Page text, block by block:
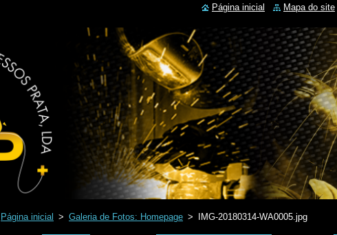
Página inicial > Galeria de Fotos: Homepage > IMG-20180314-WA0005.jpg
Página inicial Mapa do site